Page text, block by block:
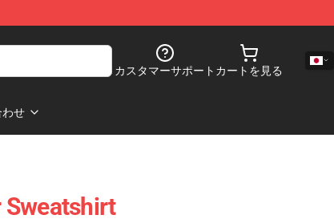
カスタマーサポート カートを見る
わせ
Sweatshirt